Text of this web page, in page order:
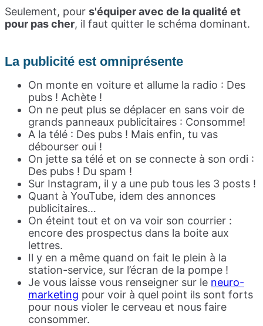
Seulement, pour s'équiper avec de la qualité et
pour pas cher, il faut quitter le schéma dominant.
La publicité est omniprésente
On monte en voiture et allume la radio : Des
pubs ! Achète !
On ne peut plus se déplacer en sans voir de
grands panneaux publicitaires : Consomme!
A la télé : Des pubs ! Mais enfin, tu vas
débourser oui !
On jette sa télé et on se connecte à son ordi :
Des pubs ! Du spam !
Sur Instagram, il y a une pub tous les 3 posts !
Quant à YouTube, idem des annonces
publicitaires…
On éteint tout et on va voir son courrier :
encore des prospectus dans la boite aux
lettres.
Il y en a même quand on fait le plein à la
station-service, sur l’écran de la pompe !
Je vous laisse vous renseigner sur le neuro-
marketing pour voir à quel point ils sont forts
pour nous violer le cerveau et nous faire
consommer.